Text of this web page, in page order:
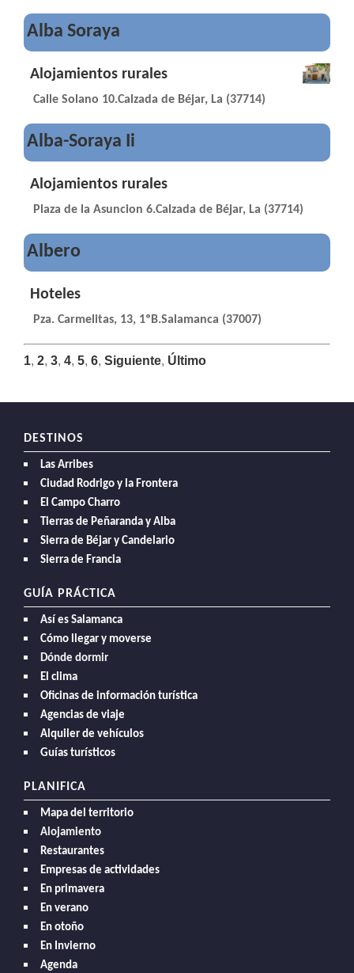
Alba Soraya
Alojamientos rurales
Calle Solano 10.Calzada de Béjar, La (37714)
Alba-Soraya Ii
Alojamientos rurales
Plaza de la Asuncion 6.Calzada de Béjar, La (37714)
Albero
Hoteles
Pza. Carmelitas, 13, 1ºB.Salamanca (37007)
1, 2, 3, 4, 5, 6, Siguiente, Último
DESTINOS
Las Arribes
Ciudad Rodrigo y la Frontera
El Campo Charro
Tierras de Peñaranda y Alba
Sierra de Béjar y Candelario
Sierra de Francia
GUÍA PRÁCTICA
Así es Salamanca
Cómo llegar y moverse
Dónde dormir
El clima
Oficinas de información turística
Agencias de viaje
Alquiler de vehículos
Guías turísticos
PLANIFICA
Mapa del territorio
Alojamiento
Restaurantes
Empresas de actividades
En primavera
En verano
En otoño
En Invierno
Agenda